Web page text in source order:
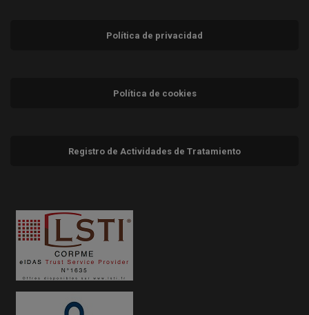
Política de privacidad
Política de cookies
Registro de Actividades de Tratamiento